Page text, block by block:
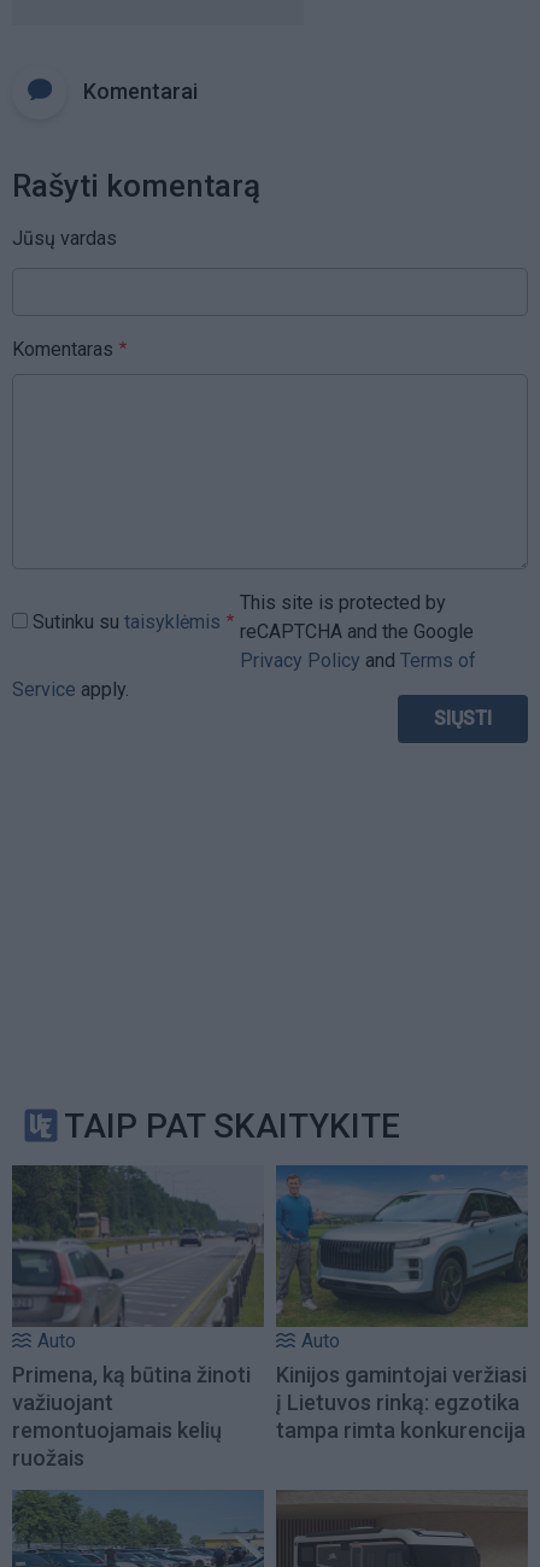
Komentarai
Rašyti komentarą
Jūsų vardas
Komentaras
Sutinku su taisyklėmis
This site is protected by
reCAPTCHA and the Google
Privacy Policy and Terms of
Service apply.
TAIP PAT SKAITYKITE
Auto
Primena, ką būtina žinoti
važiuojant
remontuojamais kelių
ruožais
Auto
Kinijos gamintojai veržiasi
į Lietuvos rinką: egzotika
tampa rimta konkurencija